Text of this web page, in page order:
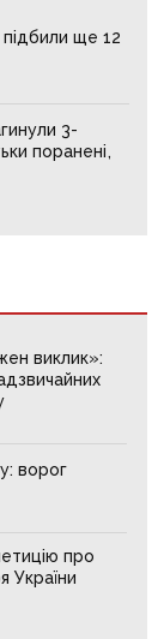
ще 12
3-
поранені,
виклик»:
ворог
про
України